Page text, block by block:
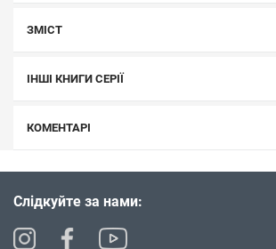
ЗМІСТ
ІНШІ КНИГИ СЕРІЇ
КОМЕНТАРІ
Слідкуйте за нами: